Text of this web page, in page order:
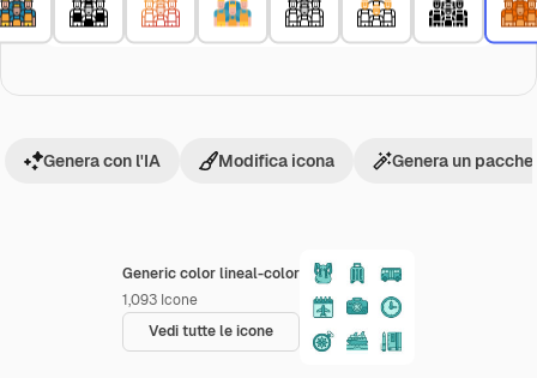
Generic color lineal-color
1,093 Icone
Vedi tutte le icone
Genera con l'IA Modifica icona Genera un